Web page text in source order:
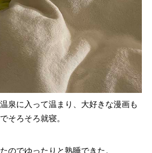
泉に入って温まり、大好きな漫画も
そろそろ就寝。
のでゆったりと熟睡できた。